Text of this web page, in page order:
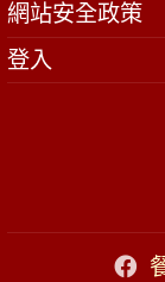
網站安全政策
登入